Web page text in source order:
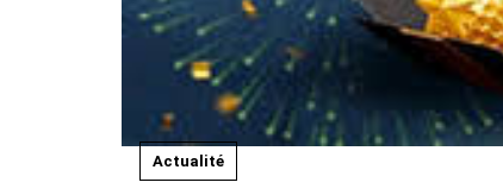
Actualité